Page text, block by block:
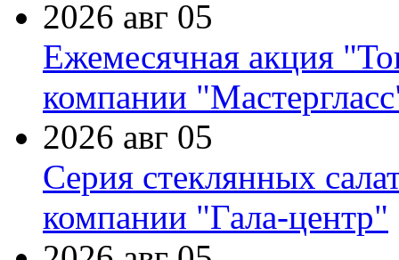
2026 авг 05
Ежемесячная акция
компании
2026 авг 05
Серия стеклянных
компании "Гала-центр"